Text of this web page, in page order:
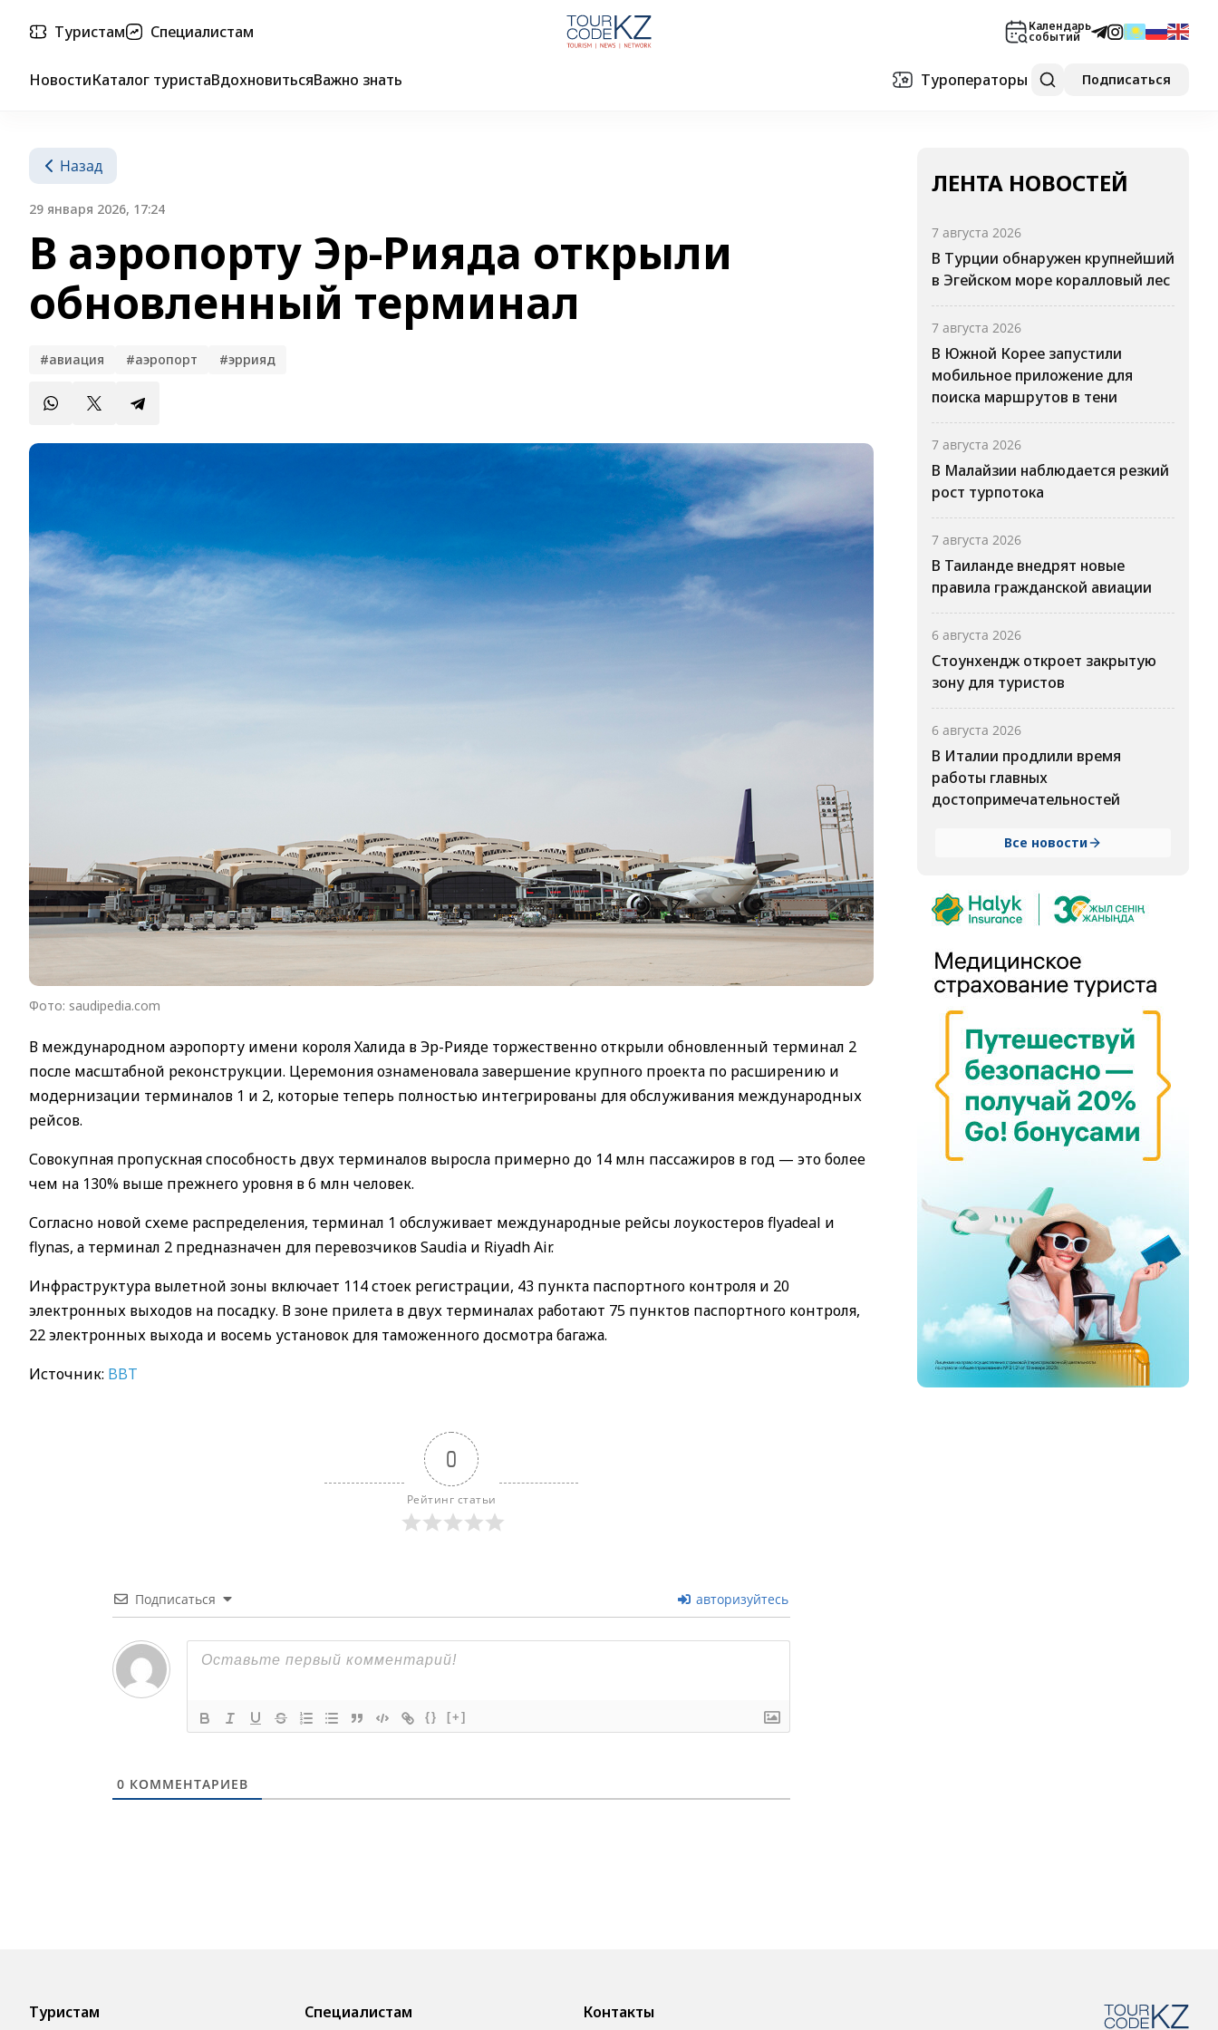
Туристам Специалистам Календарь
событий
НовостиКаталог туристаВдохновитьсяВажно знать Туроператоры Подписаться
Назад
29 января 2026, 17:24
В аэропорту Эр-Рияда открыли
обновленный терминал
#авиация #аэропорт #эррияд
Фото: saudipedia.com
В международном аэропорту имени короля Халида в Эр-Рияде торжественно открыли обновленный терминал 2
после масштабной реконструкции. Церемония ознаменовала завершение крупного проекта по расширению и
модернизации терминалов 1 и 2, которые теперь полностью интегрированы для обслуживания международных
рейсов.
Совокупная пропускная способность двух терминалов выросла примерно до 14 млн пассажиров в год — это более
чем на 130% выше прежнего уровня в 6 млн человек.
Согласно новой схеме распределения, терминал 1 обслуживает международные рейсы лоукостеров flyadeal и
flynas, а терминал 2 предназначен для перевозчиков Saudia и Riyadh Air.
Инфраструктура вылетной зоны включает 114 стоек регистрации, 43 пункта паспортного контроля и 20
электронных выходов на посадку. В зоне прилета в двух терминалах работают 75 пунктов паспортного контроля,
22 электронных выхода и восемь установок для таможенного досмотра багажа.
Источник: BBT
0
Рейтинг статьи
Подписаться авторизуйтесь
{} [+]
0 КОММЕНТАРИЕВ
ЛЕНТА НОВОСТЕЙ
7 августа 2026
В Турции обнаружен крупнейший
в Эгейском море коралловый лес
7 августа 2026
В Южной Корее запустили
мобильное приложение для
поиска маршрутов в тени
7 августа 2026
В Малайзии наблюдается резкий
рост турпотока
7 августа 2026
В Таиланде внедрят новые
правила гражданской авиации
6 августа 2026
Стоунхендж откроет закрытую
зону для туристов
6 августа 2026
В Италии продлили время
работы главных
достопримечательностей
Все новости
Туристам Специалистам Контакты